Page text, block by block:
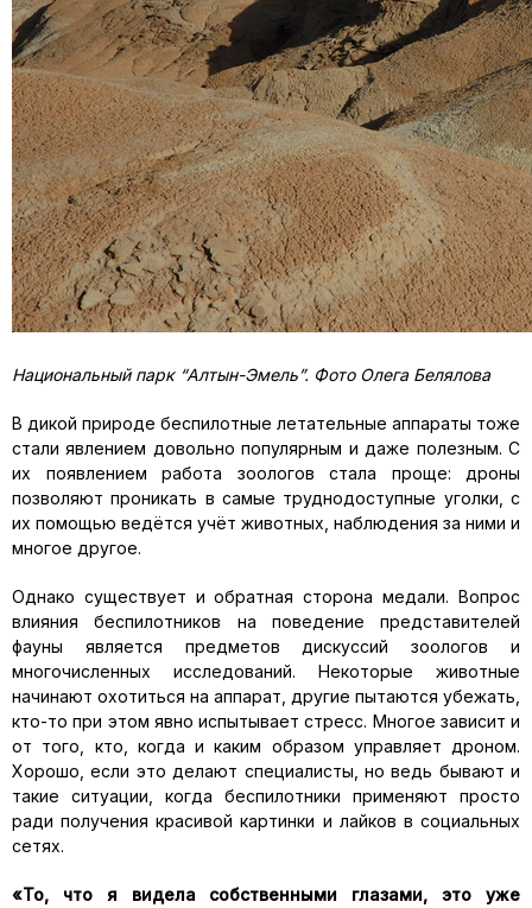
Национальный парк “Алтын-Эмель”. Фото Олега Белялова
В дикой природе беспилотные летательные аппараты тоже
стали явлением довольно популярным и даже полезным. С
их появлением работа зоологов стала проще: дроны
позволяют проникать в самые труднодоступные уголки, с
их помощью ведётся учёт животных, наблюдения за ними и
многое другое.
Однако существует и обратная сторона медали. Вопрос
влияния беспилотников на поведение представителей
фауны является предметов дискуссий зоологов и
многочисленных исследований. Некоторые животные
начинают охотиться на аппарат, другие пытаются убежать,
кто-то при этом явно испытывает стресс. Многое зависит и
от того, кто, когда и каким образом управляет дроном.
Хорошо, если это делают специалисты, но ведь бывают и
такие ситуации, когда беспилотники применяют просто
ради получения красивой картинки и лайков в социальных
сетях.
«То, что я видела собственными глазами, это уже